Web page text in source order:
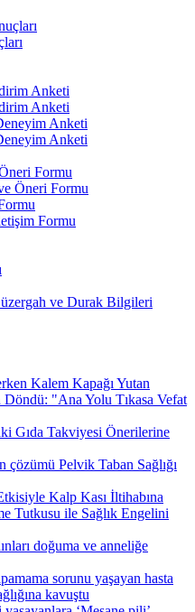
Anketi
Anketi
Anketi
Anketi
Formu
Öneri Formu
Formu
ve Durak Bilgileri
Kalem Kapağı Yutan
"Ana Yolu Tıkasa Vefat
Gıda Takviyesi Önerilerine
çözümü Pelvik Taban Sağlığı
Kalp Kası İltihabına
Tutkusu ile Sağlık Engelini
doğuma ve anneliğe
sorunu yaşayan hasta
kavuştu